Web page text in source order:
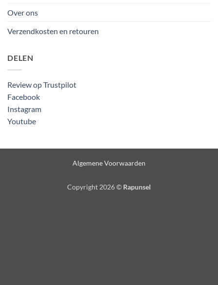
Over ons
Verzendkosten en retouren
DELEN
Review op Trustpilot
Facebook
Instagram
Youtube
Algemene Voorwaarden
Copyright 2026 © Rapunsel